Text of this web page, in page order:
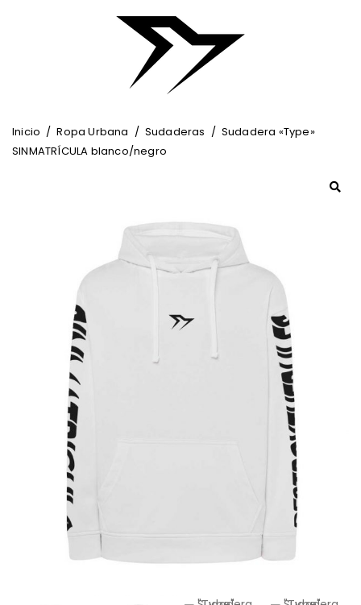
Inicio / Ropa Urbana / Sudaderas / Sudadera «Type»
SINMATRÍCULA blanco/negro